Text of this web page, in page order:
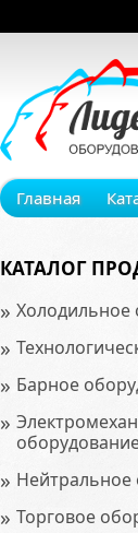
Главная
КАТАЛОГ
» Холодильное
»
» Барное
»
» Нейтральное
» Торговое